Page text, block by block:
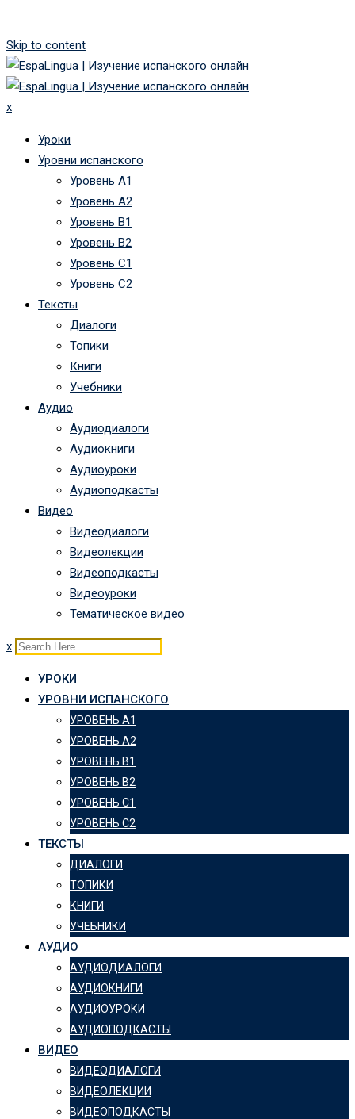
Skip to content
x
Уроки
Уровни испанского
Уровень А1
Уровень А2
Уровень B1
Уровень B2
Уровень C1
Уровень C2
Тексты
Диалоги
Топики
Книги
Учебники
Аудио
Аудиодиалоги
Аудиокниги
Аудиоуроки
Аудиоподкасты
Видео
Видеодиалоги
Видеолекции
Видеоподкасты
Видеоуроки
Тематическое видео
x
УРОКИ
УРОВНИ ИСПАНСКОГО
УРОВЕНЬ А1
УРОВЕНЬ А2
УРОВЕНЬ B1
УРОВЕНЬ B2
УРОВЕНЬ C1
УРОВЕНЬ C2
ТЕКСТЫ
ДИАЛОГИ
ТОПИКИ
КНИГИ
УЧЕБНИКИ
АУДИО
АУДИОДИАЛОГИ
АУДИОКНИГИ
АУДИОУРОКИ
АУДИОПОДКАСТЫ
ВИДЕО
ВИДЕОДИАЛОГИ
ВИДЕОЛЕКЦИИ
ВИДЕОПОДКАСТЫ